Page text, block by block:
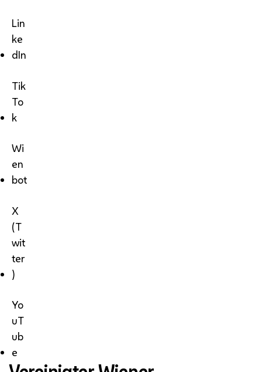
Lin
ke
dIn
Tik
To
k
Wi
en
bot
X
(T
wit
ter
)
Yo
uT
ub
e